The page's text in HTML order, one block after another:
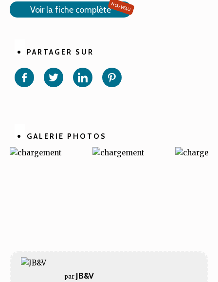
Voir la fiche complèteNOUVEAU
PARTAGER SUR
Partager
sur
Partager
sur sur
GALERIE PHOTOS
par JB&V